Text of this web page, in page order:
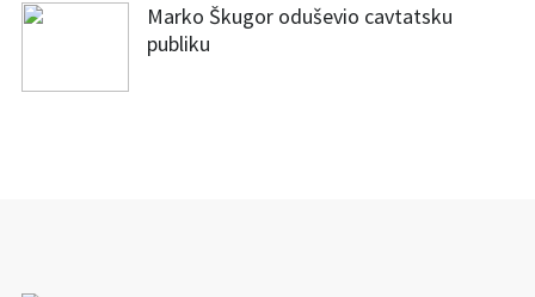
Marko Škugor oduševio cavtatsku
publiku